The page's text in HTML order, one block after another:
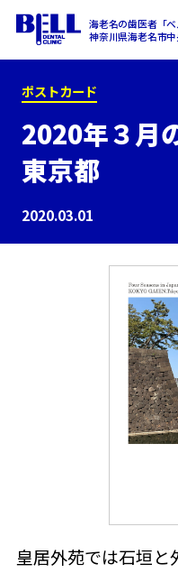
海老名の歯医者「ベ
神奈川県海老名市
ポストカード
2020年３月
東京都
2020.03.01
皇居外苑では石垣